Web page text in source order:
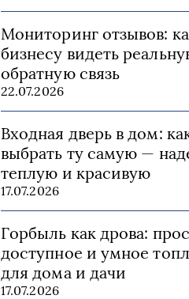
Мониторинг отзывов:
бизнесу видеть
обратную связь
22.07.2026
Входная дверь в дом:
выбрать ту самую —
теплую и красивую
17.07.2026
Горбыль как дрова:
доступное и умное
для дома и дачи
17.07.2026